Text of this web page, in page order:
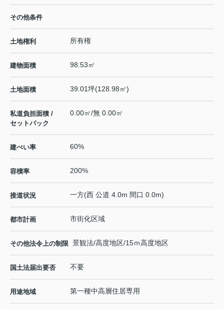
その他条件
土地権利 所有権
建物面積 98.53㎡
土地面積 39.01坪(128.98㎡)
私道負担面積 /
セットバック
0.00㎡/無 0.00㎡
建ぺい率 60%
容積率 200%
接道状況 一方(西 公道 4.0m 間口 0.0m)
都市計画 市街化区域
その他法令上の制限 景観法/高度地区/15ｍ高度地区
国土法届出要否 不要
用途地域 第一種中高層住居専用